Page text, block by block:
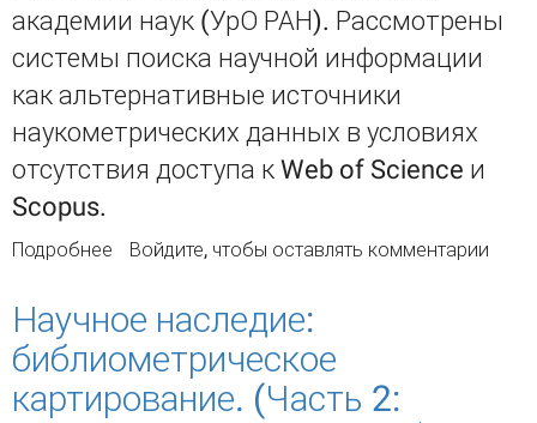
академии наук (УрО РАН). Рассмотрены
системы поиска научной информации
как альтернативные источники
наукометрических данных в условиях
отсутствия доступа к Web of Science и
Scopus.
Подробнее о Альтернативные ресурсы для решения
Войдите, чтобы оставлять комментарии
Научное наследие:
библиометрическое
картирование. (Часть 2: